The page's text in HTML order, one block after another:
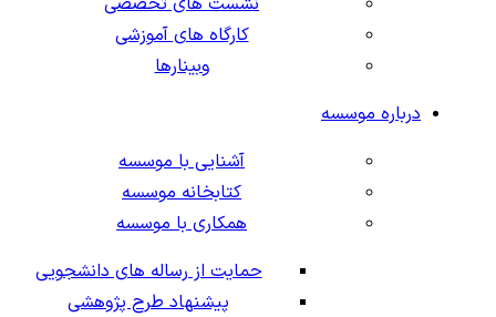
کارگاه های آموزشی
وبینارها
درباره موسسه
آشنایی با موسسه
کتابخانه موسسه
همکاری با موسسه
حمایت از رساله های دانشجویی
پیشنهاد طرح پژوهشی